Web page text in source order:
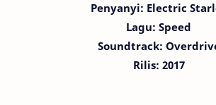
Penyanyi: Electric
Lagu: Speed
Soundtrack:
Rilis: 2017